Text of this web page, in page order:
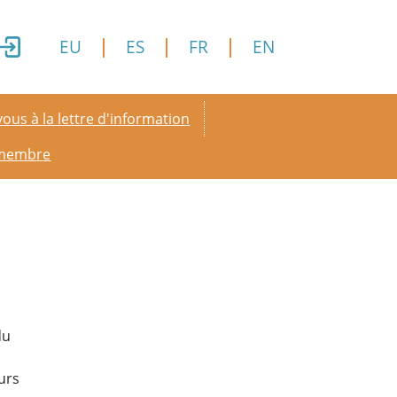
EU ES FR EN
menuà la lettre d'information